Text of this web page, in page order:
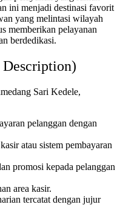
ini menjadi destinasi favorit
yang melintasi wilayah
memberikan pelayanan
berdedikasi.
Description)
Sari Kedele,
pelanggan dengan
atau sistem pembayaran
promosi kepada pelanggan
area kasir.
tercatat dengan jujur